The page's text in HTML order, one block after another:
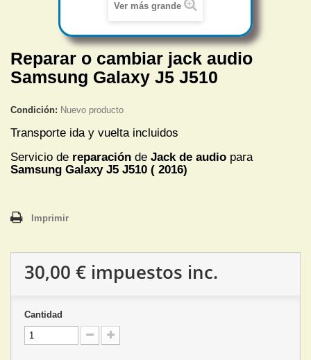
Ver más grande
Reparar o cambiar jack audio
Samsung Galaxy J5 J510
Condición: Nuevo producto
Transporte ida y vuelta incluidos
Servicio de reparación de Jack de audio para
Samsung Galaxy J5 J510 ( 2016)
Imprimir
30,00 € impuestos inc.
Cantidad